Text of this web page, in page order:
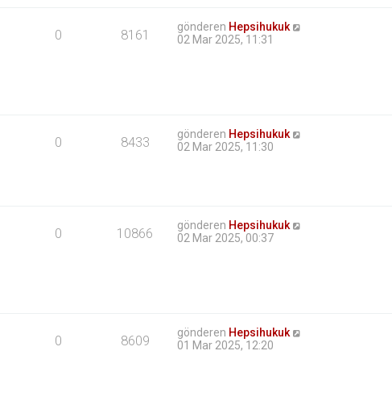
0 8161 gönderen Hepsihukuk
02 Mar 2025, 11:31
0 8433 gönderen Hepsihukuk
02 Mar 2025, 11:30
0 10866 gönderen Hepsihukuk
02 Mar 2025, 00:37
0 8609 gönderen Hepsihukuk
01 Mar 2025, 12:20